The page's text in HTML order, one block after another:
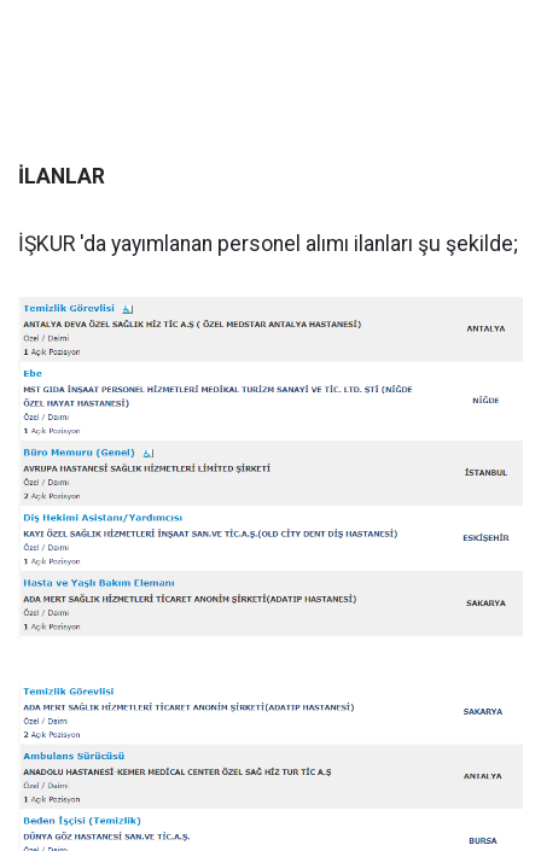
İLANLAR
İŞKUR 'da yayımlanan personel alımı ilanları şu şekilde;